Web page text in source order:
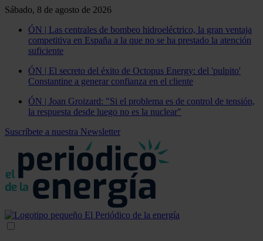
Sábado, 8 de agosto de 2026
ÓN | Las centrales de bombeo hidroeléctrico, la gran ventaja
competitiva en España a la que no se ha prestado la atención
suficiente
ÓN | El secreto del éxito de Octopus Energy: del 'pulpito'
Constantine a generar confianza en el cliente
ÓN | Joan Groizard: "Si el problema es de control de tensión,
la respuesta desde luego no es la nuclear"
Suscríbete a nuestra Newsletter